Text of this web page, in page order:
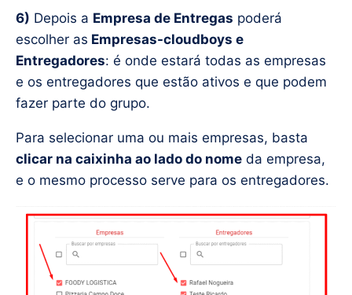
6) Depois a Empresa de Entregas poderá
escolher as Empresas-cloudboys e
Entregadores: é onde estará todas as empresas
e os entregadores que estão ativos e que podem
fazer parte do grupo.
Para selecionar uma ou mais empresas, basta
clicar na caixinha ao lado do nome da empresa,
e o mesmo processo serve para os entregadores.